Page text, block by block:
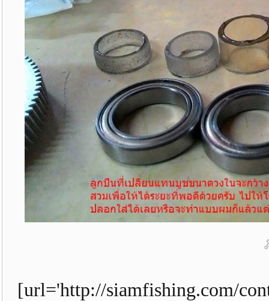
[url='http://siamfishing.com/